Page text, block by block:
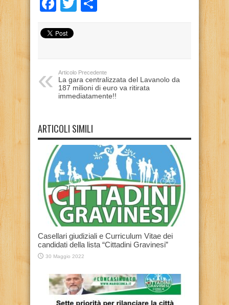
Articolo Precedente
La gara centralizzata del Lavanolo da
187 milioni di euro va ritirata
immediatamente!!
ARTICOLI SIMILI
Casellari giudiziali e Curriculum Vitae dei
candidati della lista “Cittadini Gravinesi”
30 Maggio 2022